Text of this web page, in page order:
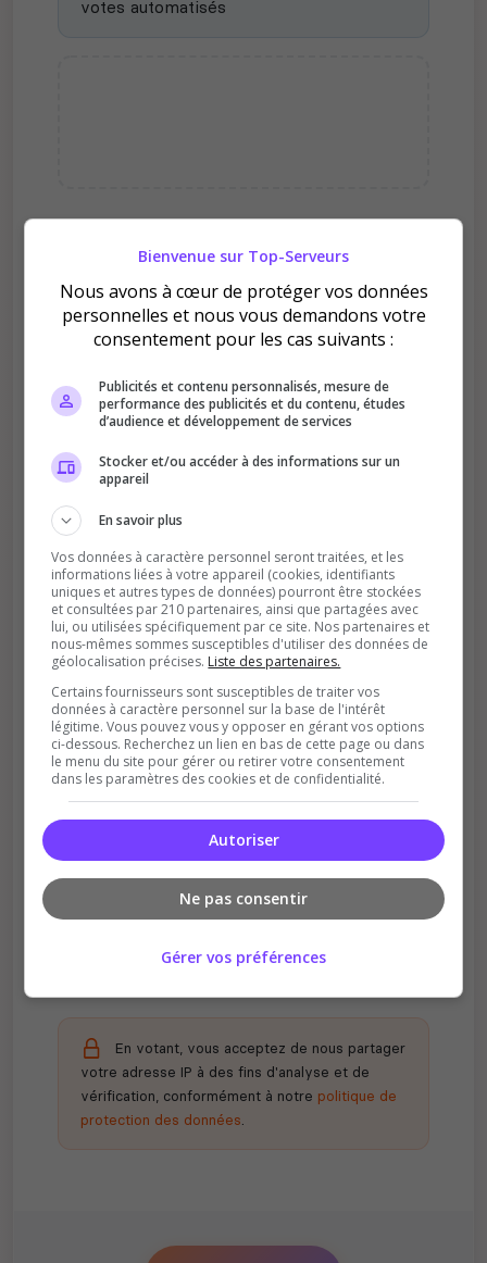
votes automatisés
Pourquoi voter pour Obidick
Améliore le classement
Votre vote aide le serveur à monter dans le
Soutient la communauté
Plus de visibilité = plus de joueurs
Récompenses possibles
En votant, vous acceptez de nous partager
votre adresse IP à des fins d'analyse et de
vérification, conformément à notre politique de
protection des données.
Bienvenue sur Top-Serveurs
Nous avons à cœur de protéger vos données
personnelles et nous vous demandons votre
consentement pour les cas suivants :
Publicités et contenu personnalisés, mesure de
performance des publicités et du contenu, études
d’audience et développement de services
Stocker et/ou accéder à des informations sur un
appareil
En savoir plus
Vos données à caractère personnel seront traitées, et les
informations liées à votre appareil (cookies, identifiants
uniques et autres types de données) pourront être stockées
et consultées par 210 partenaires, ainsi que partagées avec
lui, ou utilisées spécifiquement par ce site. Nos partenaires et
nous-mêmes sommes susceptibles d'utiliser des données de
géolocalisation précises. Liste des partenaires.
Certains fournisseurs sont susceptibles de traiter vos
données à caractère personnel sur la base de l'intérêt
légitime. Vous pouvez vous y opposer en gérant vos options
ci-dessous. Recherchez un lien en bas de cette page ou dans
le menu du site pour gérer ou retirer votre consentement
dans les paramètres des cookies et de confidentialité.
Autoriser
Ne pas consentir
Gérer vos préférences